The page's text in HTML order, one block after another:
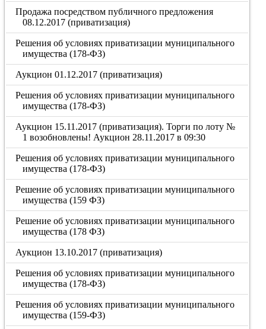
Продажа посредством публичного предложения
08.12.2017 (приватизация)
Решения об условиях приватизации муниципального
имущества (178-ФЗ)
Аукцион 01.12.2017 (приватизация)
Решения об условиях приватизации муниципального
имущества (178-ФЗ)
Аукцион 15.11.2017 (приватизация). Торги по лоту №
1 возобновлены! Аукцион 28.11.2017 в 09:30
Решения об условиях приватизации муниципального
имущества (178-ФЗ)
Решение об условиях приватизации муниципального
имущества (159 ФЗ)
Решение об условиях приватизации муниципального
имущества (178 ФЗ)
Аукцион 13.10.2017 (приватизация)
Решения об условиях приватизации муниципального
имущества (178-ФЗ)
Решения об условиях приватизации муниципального
имущества (159-ФЗ)